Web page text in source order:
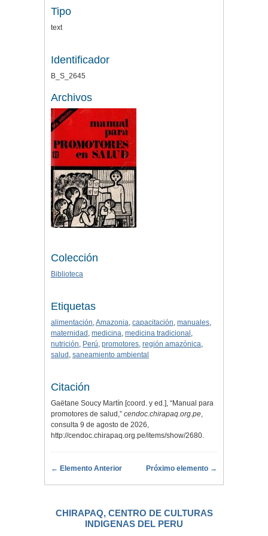
Tipo
text
Identificador
B_S_2645
Archivos
Colección
Biblioteca
Etiquetas
alimentación,Amazonia, capacitación, manuales,
maternidad , medicina, medicina tradicional ,
nutrición, Perú, promotores, región amazónica,
salud , saneamiento ambiental
Citación
Gaëtane Soucy Martín [coord. y ed.], “Manual para
promotores de salud,” cendoc.chirapaq.org.pe,
consulta 9 de agosto de 2026,
http://cendoc.chirapaq.org.pe/items/show/2680.
← Elemento Anterior Próximo elemento →
CHIRAPAQ, CENTRO DE CULTURAS
INDIGENAS DEL PERU